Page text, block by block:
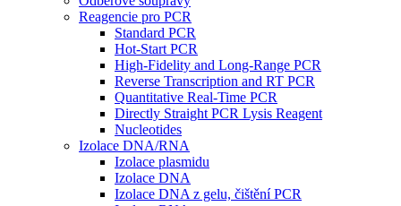
Reagencie pro PCR
Standard PCR
Hot-Start PCR
High-Fidelity and Long-Range PCR
Reverse Transcription and RT PCR
Quantitative Real-Time PCR
Directly Straight PCR Lysis Reagent
Nucleotides
Izolace DNA/RNA
Izolace plasmidu
Izolace DNA
Izolace DNA z gelu, čištění PCR